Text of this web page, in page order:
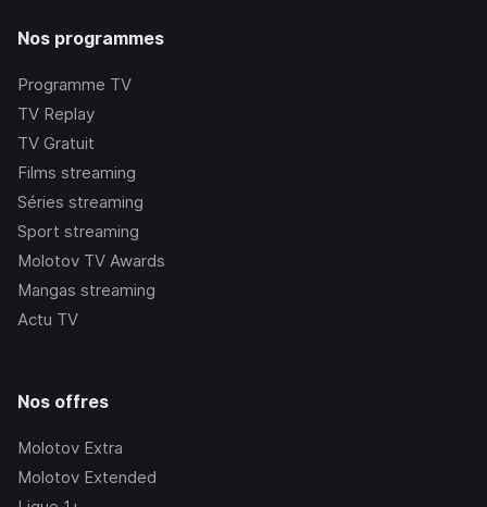
Nos programmes
Programme TV
TV Replay
TV Gratuit
Films streaming
Séries streaming
Sport streaming
Molotov TV Awards
Mangas streaming
Actu TV
Nos offres
Molotov Extra
Molotov Extended